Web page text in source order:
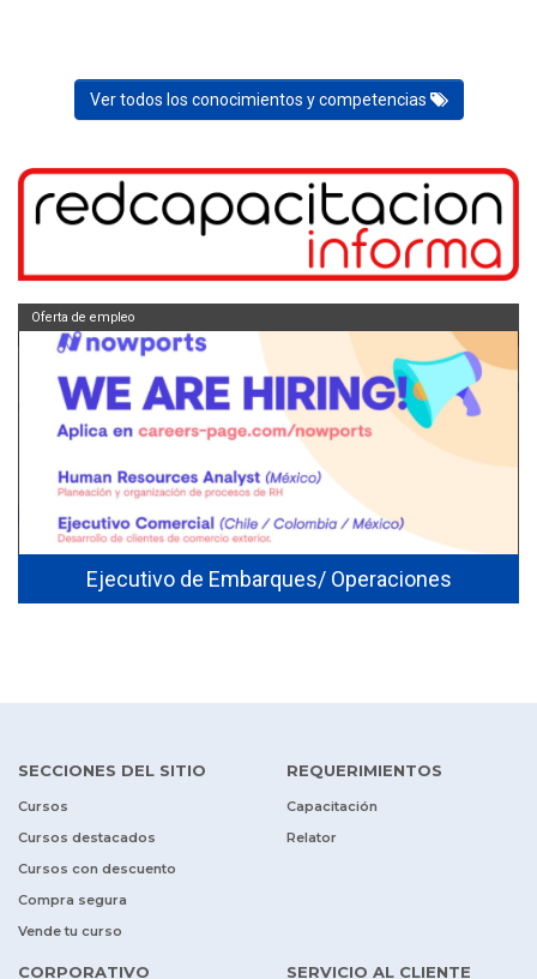
Ver todos los conocimientos y competencias
Ejecutivo de Embarques/ Operaciones
Oferta de empleo
SECCIONES DEL SITIO
Cursos
Cursos destacados
Cursos con descuento
Compra segura
Vende tu curso
REQUERIMIENTOS
Capacitación
Relator
CORPORATIVO SERVICIO AL CLIENTE